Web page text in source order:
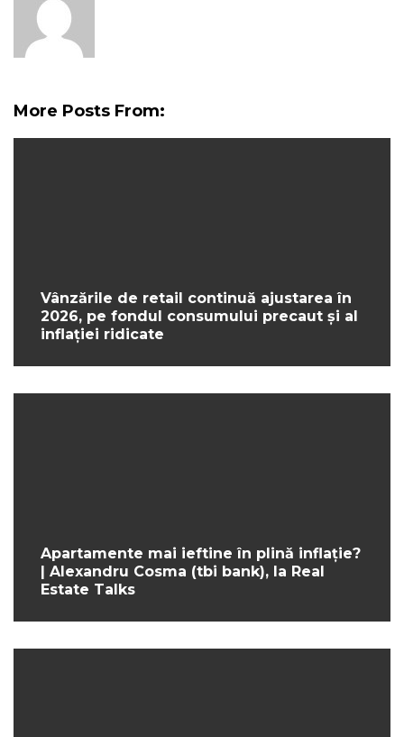
More Posts From:
Vânzările de retail continuă ajustarea în
2026, pe fondul consumului precaut și al
inflației ridicate
Apartamente mai ieftine în plină inflație?
| Alexandru Cosma (tbi bank), la Real
Estate Talks